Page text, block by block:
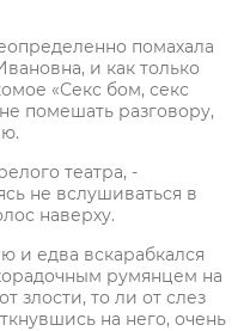
помахала
и как только
«Секс бом, секс
помешать разговору,
театра, -
не вслушиваться в
наверху.
и едва вскарабкался
румянцем на
злости, то ли от слез
на него, очень